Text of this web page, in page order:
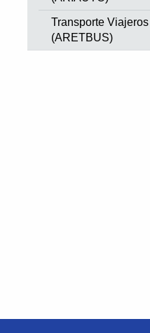
Transporte
(ARETBUS)